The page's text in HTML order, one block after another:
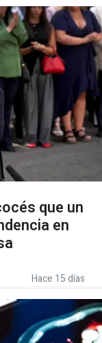
que un
en
Hace 15 días